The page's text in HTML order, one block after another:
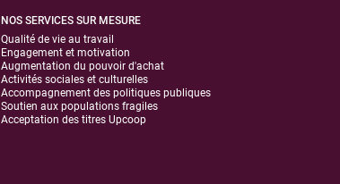
NOS SERVICES SUR MESURE
Qualité de vie au travail
Engagement et motivation
Augmentation du pouvoir d'achat
Activités sociales et culturelles
Accompagnement des politiques publiques
Soutien aux populations fragiles
Acceptation des titres Upcoop